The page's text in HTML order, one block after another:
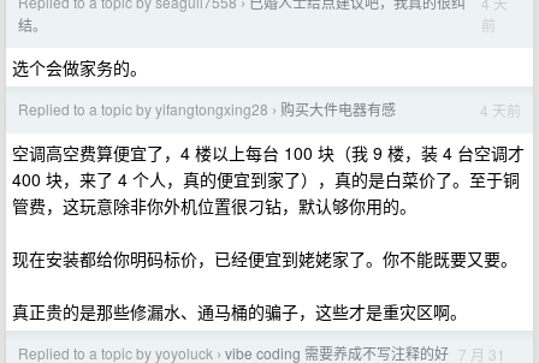
›
结。
前
选个会做家务的。
Replied to a topic by yifangtongxing28 › 购买大件电器有感 4 天前
空调高空费算便宜了，4 楼以上每台 100 块（我 9 楼，装 4 台空调才
400 块，来了 4 个人，真的便宜到家了），真的是白菜价了。至于铜
管费，这玩意除非你外机位置很刁钻，默认够你用的。
现在安装都给你明码标价，已经便宜到姥姥家了。你不能既要又要。
真正贵的是那些修漏水、通马桶的骗子，这些才是重灾区啊。
Replied to a topic by yoyoluck › vibe coding 需要养成不写注释的好 7 月 31